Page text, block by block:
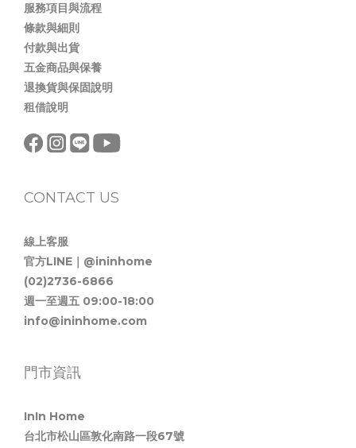
服務項目與流程
條款與細則
付款與出貨
五金商品與保養
退換貨與保固說明
租借說明
CONTACT US
線上客服
官方LINE｜@ininhome
(02)2736-6866
週一至週五 09:00-18:00
info@ininhome.com
門市資訊
InIn Home
台北市松山區敦化南路一段67號